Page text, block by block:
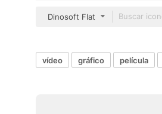
Dinosoft Flat
vídeo gráfico película